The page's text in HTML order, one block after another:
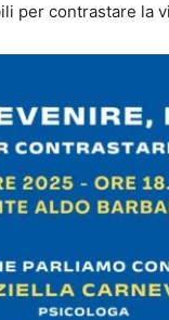
per contrastare la